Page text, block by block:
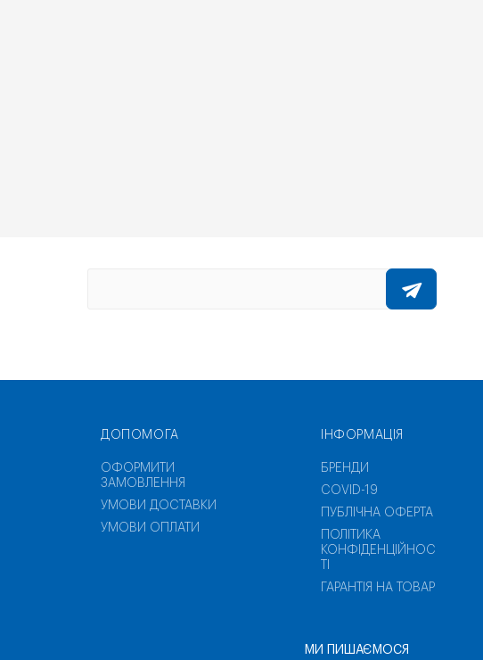
ДОПОМОГА
ОФОРМИТИ
ЗАМОВЛЕННЯ
УМОВИ ДОСТАВКИ
УМОВИ ОПЛАТИ
ІНФОРМАЦІЯ
БРЕНДИ
COVID-19
ПУБЛІЧНА ОФЕРТА
ПОЛІТИКА
КОНФІДЕНЦІЙНОС
ГАРАНТІЯ НА ТОВАР
МИ ПИШАЄМОСЯ